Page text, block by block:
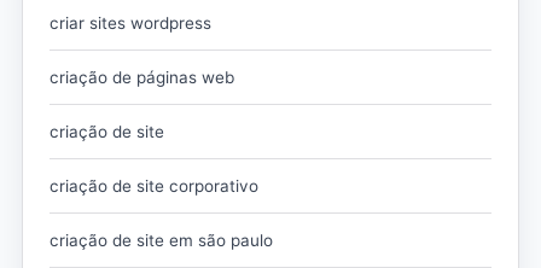
criar sites wordpress
criação de páginas web
criação de site
criação de site corporativo
criação de site em são paulo